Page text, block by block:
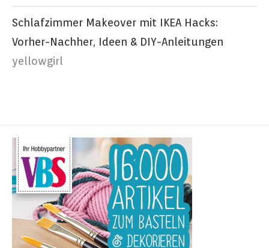
Schlafzimmer Makeover mit IKEA Hacks:
Vorher-Nachher, Ideen & DIY-Anleitungen
yellowgirl